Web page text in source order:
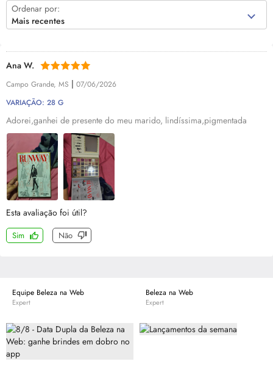
Ordenar por:
Mais recentes
Ana W.
Campo Grande, MS | 07/06/2026
VARIAÇÃO: 28 G
Adorei,ganhei de presente do meu marido, lindíssima,pigmentada
Esta avaliação foi útil?
Sim Não
Equipe Beleza na Web
Expert
Beleza na Web
Expert